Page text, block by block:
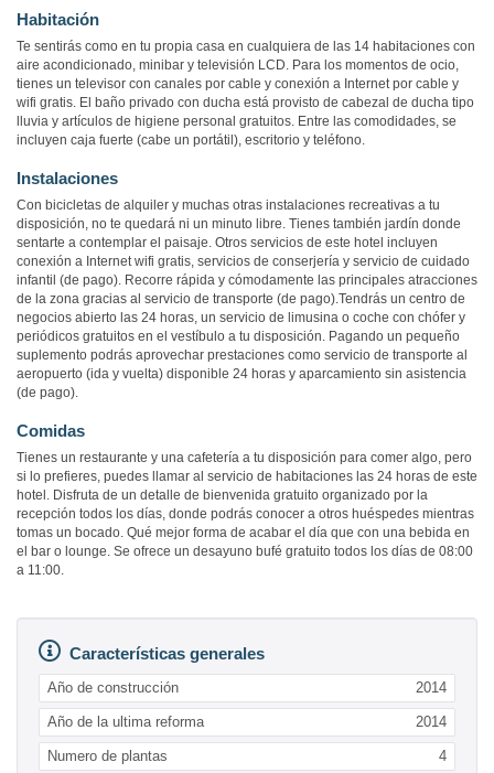
Habitación
Te sentirás como en tu propia casa en cualquiera de las 14 habitaciones con
aire acondicionado, minibar y televisión LCD. Para los momentos de ocio,
tienes un televisor con canales por cable y conexión a Internet por cable y
wifi gratis. El baño privado con ducha está provisto de cabezal de ducha tipo
lluvia y artículos de higiene personal gratuitos. Entre las comodidades, se
incluyen caja fuerte (cabe un portátil), escritorio y teléfono.
Instalaciones
Con bicicletas de alquiler y muchas otras instalaciones recreativas a tu
disposición, no te quedará ni un minuto libre. Tienes también jardín donde
sentarte a contemplar el paisaje. Otros servicios de este hotel incluyen
conexión a Internet wifi gratis, servicios de conserjería y servicio de cuidado
infantil (de pago). Recorre rápida y cómodamente las principales atracciones
de la zona gracias al servicio de transporte (de pago).Tendrás un centro de
negocios abierto las 24 horas, un servicio de limusina o coche con chófer y
periódicos gratuitos en el vestíbulo a tu disposición. Pagando un pequeño
suplemento podrás aprovechar prestaciones como servicio de transporte al
aeropuerto (ida y vuelta) disponible 24 horas y aparcamiento sin asistencia
(de pago).
Comidas
Tienes un restaurante y una cafetería a tu disposición para comer algo, pero
si lo prefieres, puedes llamar al servicio de habitaciones las 24 horas de este
hotel. Disfruta de un detalle de bienvenida gratuito organizado por la
recepción todos los días, donde podrás conocer a otros huéspedes mientras
tomas un bocado. Qué mejor forma de acabar el día que con una bebida en
el bar o lounge. Se ofrece un desayuno bufé gratuito todos los días de 08:00
a 11:00.
Características generales
Año de construcción 2014
Año de la ultima reforma 2014
Numero de plantas 4